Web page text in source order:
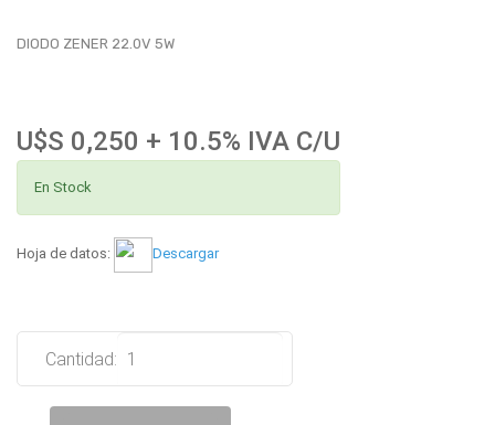
DIODO ZENER 22.0V 5W
U$S 0,250 + 10.5% IVA C/U
En Stock
Hoja de datos: Descargar
Cantidad: